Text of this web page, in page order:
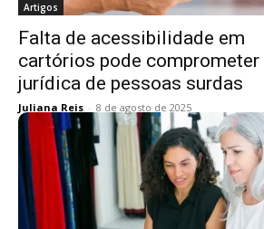
Artigos
Falta de acessibilidade em
cartórios pode comprometer
jurídica de pessoas surdas
Juliana Reis - 8 de agosto de 2025